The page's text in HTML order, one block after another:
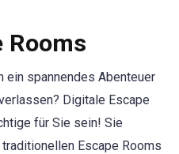
Rooms
ein spannendes Abenteuer
Digitale Escape
für Sie sein! Sie
Escape Rooms